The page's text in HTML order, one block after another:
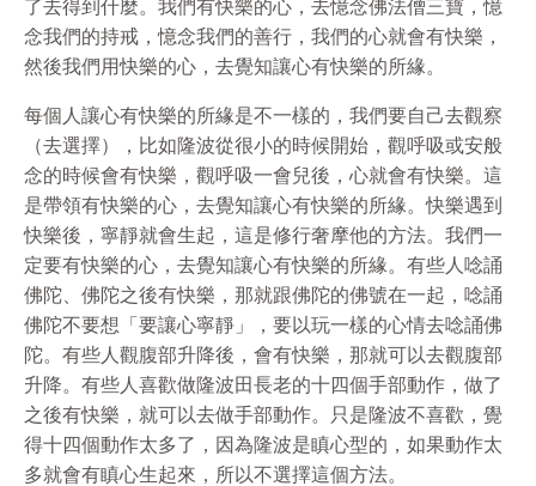
了去得到什麼。我們有快樂的心，去憶念佛法僧三寶，憶
念我們的持戒，憶念我們的善行，我們的心就會有快樂，
然後我們用快樂的心，去覺知讓心有快樂的所緣。
每個人讓心有快樂的所緣是不一樣的，我們要自己去觀察
（去選擇），比如隆波從很小的時候開始，觀呼吸或安般
念的時候會有快樂，觀呼吸一會兒後，心就會有快樂。這
是帶領有快樂的心，去覺知讓心有快樂的所緣。快樂遇到
快樂後，寧靜就會生起，這是修行奢摩他的方法。我們一
定要有快樂的心，去覺知讓心有快樂的所緣。有些人唸誦
佛陀、佛陀之後有快樂，那就跟佛陀的佛號在一起，唸誦
佛陀不要想「要讓心寧靜」，要以玩一樣的心情去唸誦佛
陀。有些人觀腹部升降後，會有快樂，那就可以去觀腹部
升降。有些人喜歡做隆波田長老的十四個手部動作，做了
之後有快樂，就可以去做手部動作。只是隆波不喜歡，覺
得十四個動作太多了，因為隆波是瞋心型的，如果動作太
多就會有瞋心生起來，所以不選擇這個方法。